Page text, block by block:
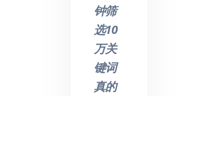
钟筛
选10
万关
键词
真的